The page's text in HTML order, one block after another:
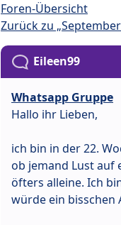
Foren-Übersicht
Zurück zu
Eileen99
Whatsapp Gruppe
Hallo ihr Lieben,
ich bin in der 22.
ob jemand Lust auf
öfters alleine. Ich
würde ein bisschen